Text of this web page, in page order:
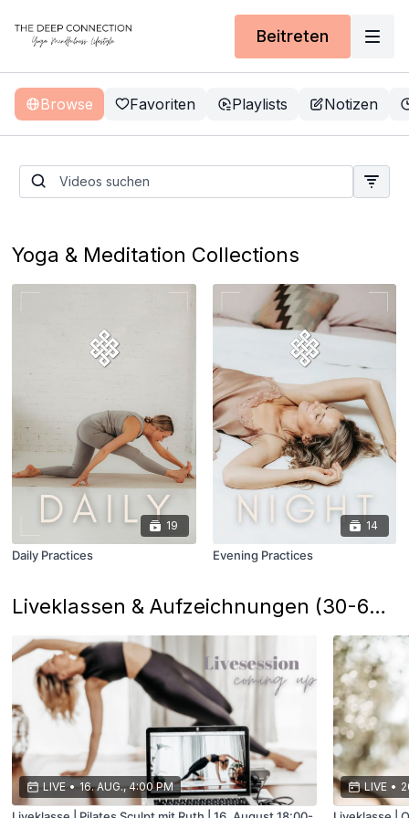
Beitreten
Browse Favoriten Playlists Notizen
mit Ruth | 16. August 18:00-
18:30 Uhr
Yoga & Meditation Collections
19
Daily Practices
14
Evening Practices
Liveklassen & Aufzeichnungen (30-60 Minuten)
LIVE • 16. AUG., 4:00 PM LIVE •